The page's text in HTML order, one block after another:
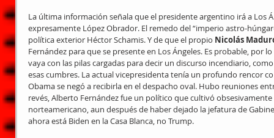
La última información señala que el presidente argentino irá a Los
expresamente López Obrador. El remedo del “imperio astro-
política exterior Héctor Schamis. Y de que el propio Nicolás
Fernández para que se presente en Los Ángeles. Es probable, por
vaya con las pilas cargadas para decir un discurso incendiario,
esas cumbres. La actual vicepresidenta tenía un profundo rencor
Obama se negó a recibirla en el despacho oval. Hubo reuniones
revés, Alberto Fernández fue un político que cultivó
norteamericano, aun después de haber dejado la jefatura de
ahora está Biden en la Casa Blanca, no Trump.